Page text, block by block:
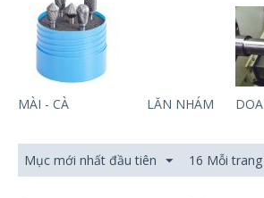
MÀI - CÀ LĂN NHÁM DOA
Mục mới nhất đầu tiên 16 Mỗi trang